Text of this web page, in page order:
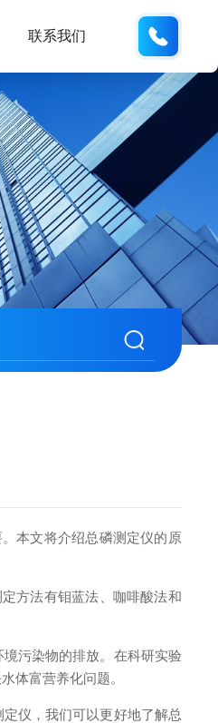
联系我们
本文将介绍总磷测定仪的原
方法有钼蓝法、咖啡酸法和
污染物的排放。在科研实验
体富营养化问题。
仪，我们可以更好地了解总